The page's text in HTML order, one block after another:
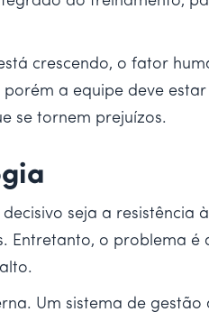
crescendo, o fator
a equipe deve
se tornem prejuízos.
seja a
o problema é
Um sistema de